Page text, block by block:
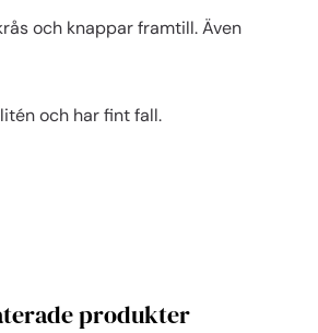
och knappar framtill. Även
och har fint fall.
produkter